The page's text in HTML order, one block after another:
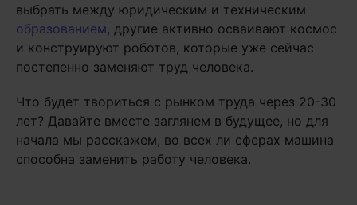
выбрать между юридическим и техническим
образованием, другие активно осваивают космос
и конструируют роботов, которые уже сейчас
постепенно заменяют труд человека.
Что будет твориться с рынком труда через 20-30
лет? Давайте вместе заглянем в будущее, но для
начала мы расскажем, во всех ли сферах машина
способна заменить работу человека.